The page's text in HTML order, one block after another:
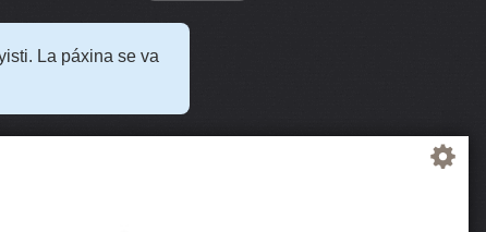
La páxina se va